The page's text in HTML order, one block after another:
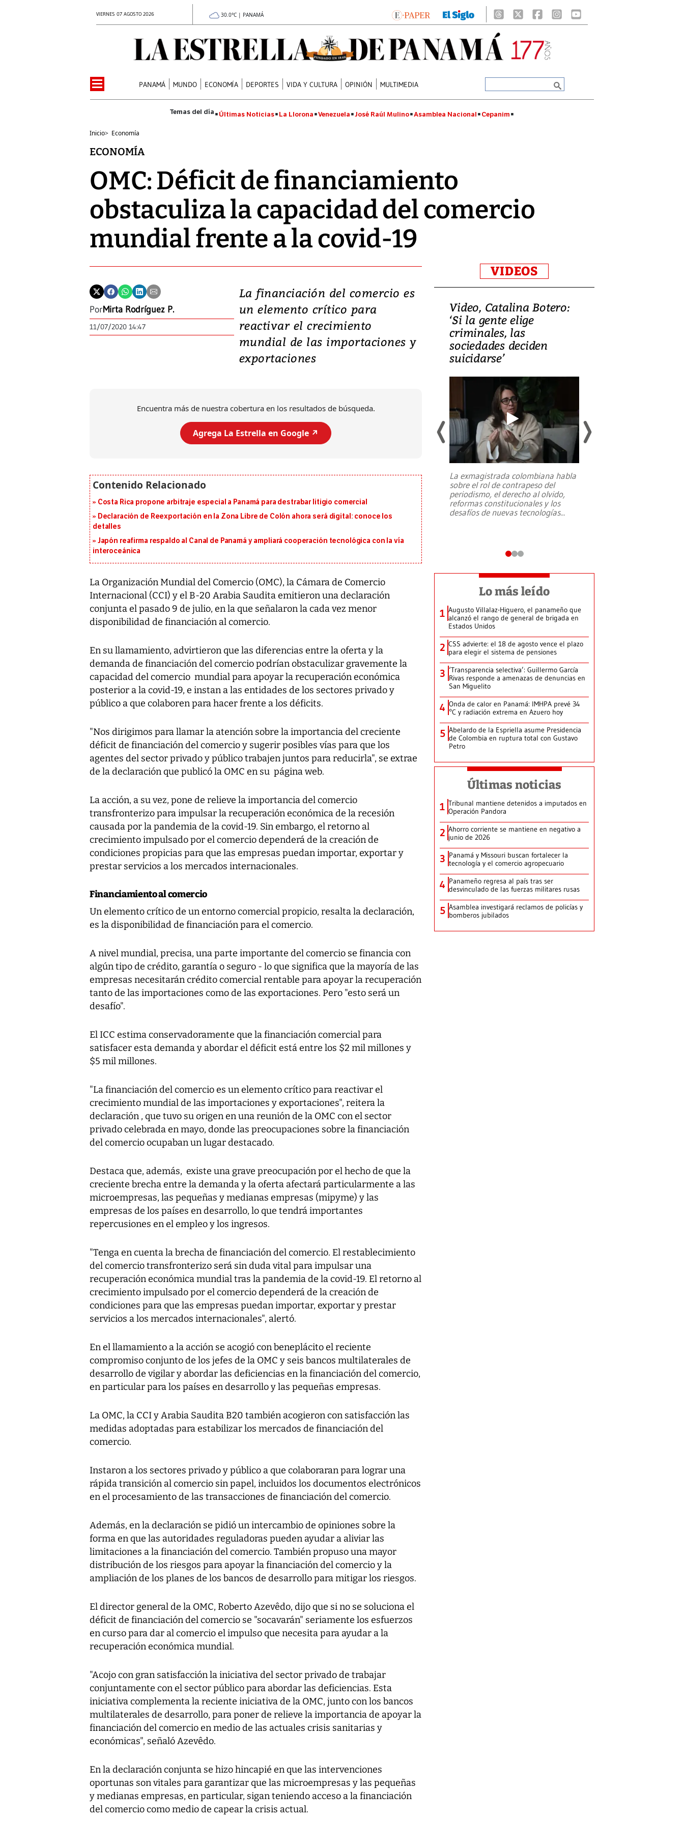
VIERNES 07 AGOSTO 2026 30.0°C | PANAMÁ
PANAMÁ MUNDO ECONOMÍA DEPORTES VIDA Y CULTURA OPINIÓN MULTIMEDIA
Últimas Noticias La Llorona Venezuela José Raúl Mulino Asamblea Nacional Cepanim
Inicio> Economía
ECONOMÍA
OMC: Déficit de financiamiento
obstaculiza la capacidad del comercio
mundial frente a la covid-19
PorMirta Rodríguez P.
11/07/2020 14:47
La financiación del comercio es
un elemento crítico para
reactivar el crecimiento
mundial de las importaciones y
exportaciones
Encuentra más de nuestra cobertura en los resultados de búsqueda.
Agrega La Estrella en Google ↗️
Costa Rica propone arbitraje especial a Panamá para destrabar litigio comercial
Declaración de Reexportación en la Zona Libre de Colón ahora será digital: conoce los
detalles
Japón reafirma respaldo al Canal de Panamá y ampliará cooperación tecnológica con la vía
interoceánica
La Organización Mundial del Comercio (OMC), la Cámara de Comercio
Internacional (CCI) y el B-20 Arabia Saudita emitieron una declaración
conjunta el pasado 9 de julio, en la que señalaron la cada vez menor
disponibilidad de financiación al comercio.
En su llamamiento, advirtieron que las diferencias entre la oferta y la
demanda de financiación del comercio podrían obstaculizar gravemente la
capacidad del comercio mundial para apoyar la recuperación económica
posterior a la covid-19, e instan a las entidades de los sectores privado y
público a que colaboren para hacer frente a los déficits.
"Nos dirigimos para llamar la atención sobre la importancia del creciente
déficit de financiación del comercio y sugerir posibles vías para que los
agentes del sector privado y público trabajen juntos para reducirla", se extrae
de la declaración que publicó la OMC en su página web.
La acción, a su vez, pone de relieve la importancia del comercio
transfronterizo para impulsar la recuperación económica de la recesión
causada por la pandemia de la covid-19. Sin embargo, el retorno al
crecimiento impulsado por el comercio dependerá de la creación de
condiciones propicias para que las empresas puedan importar, exportar y
prestar servicios a los mercados internacionales.
Financiamiento al comercio
Un elemento crítico de un entorno comercial propicio, resalta la declaración,
es la disponibilidad de financiación para el comercio.
A nivel mundial, precisa, una parte importante del comercio se financia con
algún tipo de crédito, garantía o seguro - lo que significa que la mayoría de las
empresas necesitarán crédito comercial rentable para apoyar la recuperación
tanto de las importaciones como de las exportaciones. Pero "esto será un
desafío".
El ICC estima conservadoramente que la financiación comercial para
satisfacer esta demanda y abordar el déficit está entre los $2 mil millones y
$5 mil millones.
"La financiación del comercio es un elemento crítico para reactivar el
crecimiento mundial de las importaciones y exportaciones", reitera la
declaración , que tuvo su origen en una reunión de la OMC con el sector
privado celebrada en mayo, donde las preocupaciones sobre la financiación
del comercio ocupaban un lugar destacado.
Destaca que, además, existe una grave preocupación por el hecho de que la
creciente brecha entre la demanda y la oferta afectará particularmente a las
microempresas, las pequeñas y medianas empresas (mipyme) y las
empresas de los países en desarrollo, lo que tendrá importantes
repercusiones en el empleo y los ingresos.
"Tenga en cuenta la brecha de financiación del comercio. El restablecimiento
del comercio transfronterizo será sin duda vital para impulsar una
recuperación económica mundial tras la pandemia de la covid-19. El retorno al
crecimiento impulsado por el comercio dependerá de la creación de
condiciones para que las empresas puedan importar, exportar y prestar
servicios a los mercados internacionales", alertó.
En el llamamiento a la acción se acogió con beneplácito el reciente
compromiso conjunto de los jefes de la OMC y seis bancos multilaterales de
desarrollo de vigilar y abordar las deficiencias en la financiación del comercio,
en particular para los países en desarrollo y las pequeñas empresas.
La OMC, la CCI y Arabia Saudita B20 también acogieron con satisfacción las
medidas adoptadas para estabilizar los mercados de financiación del
comercio.
Instaron a los sectores privado y público a que colaboraran para lograr una
rápida transición al comercio sin papel, incluidos los documentos electrónicos
en el procesamiento de las transacciones de financiación del comercio.
Además, en la declaración se pidió un intercambio de opiniones sobre la
forma en que las autoridades reguladoras pueden ayudar a aliviar las
limitaciones a la financiación del comercio. También propuso una mayor
distribución de los riesgos para apoyar la financiación del comercio y la
ampliación de los planes de los bancos de desarrollo para mitigar los riesgos.
El director general de la OMC, Roberto Azevêdo, dijo que si no se soluciona el
déficit de financiación del comercio se "socavarán" seriamente los esfuerzos
en curso para dar al comercio el impulso que necesita para ayudar a la
recuperación económica mundial.
"Acojo con gran satisfacción la iniciativa del sector privado de trabajar
conjuntamente con el sector público para abordar las deficiencias. Esta
iniciativa complementa la reciente iniciativa de la OMC, junto con los bancos
multilaterales de desarrollo, para poner de relieve la importancia de apoyar la
financiación del comercio en medio de las actuales crisis sanitarias y
económicas", señaló Azevêdo.
En la declaración conjunta se hizo hincapié en que las intervenciones
oportunas son vitales para garantizar que las microempresas y las pequeñas
y medianas empresas, en particular, sigan teniendo acceso a la financiación
del comercio como medio de capear la crisis actual.
VIDEOS
Video, Japón: Terremoto
deja heridos y graves
daños en Kumamoto
al sur de Japón, provocando una
Video, Catalina Botero:
‘Si la gente elige
criminales, las
sociedades deciden
suicidarse’
La exmagistrada colombiana habla
sobre el rol de contrapeso del
periodismo, el derecho al olvido,
reformas constitucionales y los
desafíos de nuevas tecnologías...
Lo más leído
1 Augusto Villalaz-Higuero, el panameño que
alcanzó el rango de general de brigada en
Estados Unidos
2 CSS advierte: el 18 de agosto vence el plazo
para elegir el sistema de pensiones
3 ‘Transparencia selectiva’: Guillermo García
Rivas responde a amenazas de denuncias en
San Miguelito
4 Onda de calor en Panamá: IMHPA prevé 34
°C y radiación extrema en Azuero hoy
5 Abelardo de la Espriella asume Presidencia
de Colombia en ruptura total con Gustavo
Petro
Últimas noticias
1 Tribunal mantiene detenidos a imputados en
Operación Pandora
2 Ahorro corriente se mantiene en negativo a
junio de 2026
3 Panamá y Missouri buscan fortalecer la
tecnología y el comercio agropecuario
4 Panameño regresa al país tras ser
desvinculado de las fuerzas militares rusas
5 Asamblea investigará reclamos de policías y
bomberos jubilados